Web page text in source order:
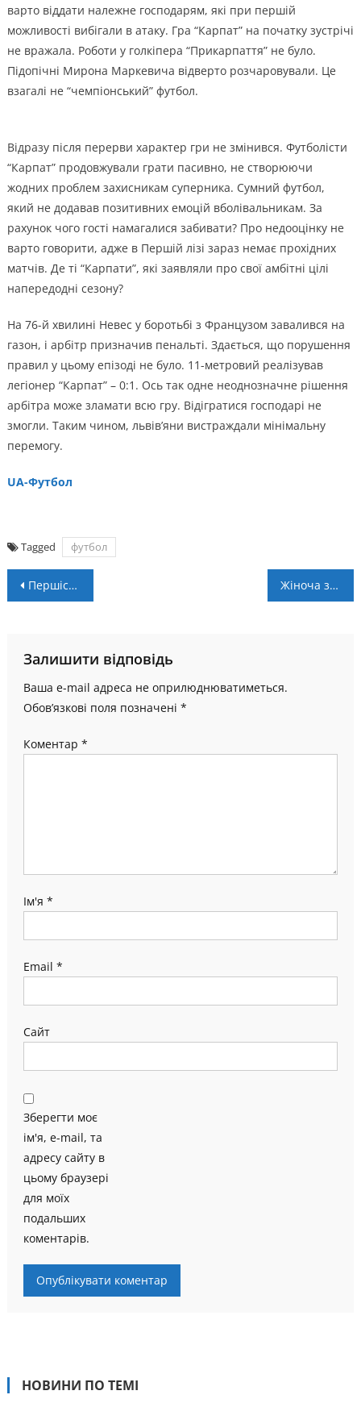
варто віддати належне господарям, які при першій
можливості вибігали в атаку. Гра “Карпат” на початку зустрічі
не вражала. Роботи у голкіпера “Прикарпаття” не було.
Підопічні Мирона Маркевича відверто розчаровували. Це
взагалі не “чемпіонський” футбол.
Відразу після перерви характер гри не змінився. Футболісти
“Карпат” продовжували грати пасивно, не створюючи
жодних проблем захисникам суперника. Сумний футбол,
який не додавав позитивних емоцій вболівальникам. За
рахунок чого гості намагалися забивати? Про недооцінку не
варто говорити, адже в Першій лізі зараз немає прохідних
матчів. Де ті “Карпати”, які заявляли про свої амбітні цілі
напередодні сезону?
На 76-й хвилині Невес у боротьбі з Французом завалився на
газон, і арбітр призначив пенальті. Здається, що порушення
правил у цьому епізоді не було. 11-метровий реалізував
легіонер “Карпат” – 0:1. Ось так одне неоднозначне рішення
арбітра може зламати всю гру. Відігратися господарі не
змогли. Таким чином, львів’яни вистраждали мінімальну
перемогу.
UA-Футбол
Tagged футбол
Навігація
Першість області. Заявки: “Прикарпаття-Тепловик” U-18, ФК “Галич”, “Прут” Жіноча збірна 3х3 виграла етап Ліги націй
Залишити відповідь
Ваша e-mail адреса не оприлюднюватиметься.
Обов’язкові поля позначені *
Коментар *
Ім'я *
Email *
Сайт
Зберегти моє
ім'я, e-mail, та
адресу сайту в
цьому браузері
для моїх
подальших
коментарів.
НОВИНИ ПО ТЕМІ